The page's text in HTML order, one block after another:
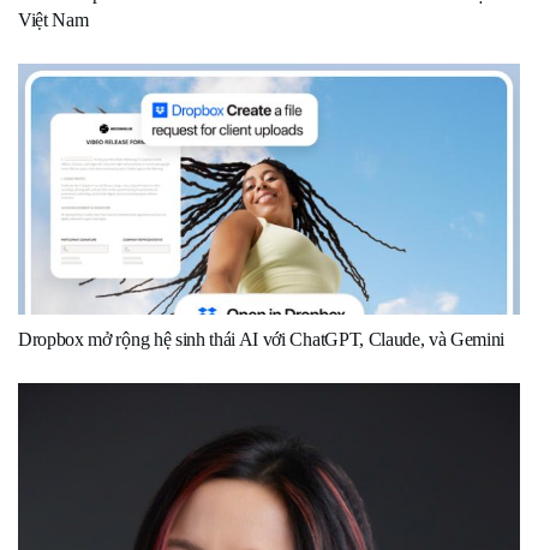
Việt Nam
Dropbox mở rộng hệ sinh thái AI với ChatGPT, Claude, và Gemini